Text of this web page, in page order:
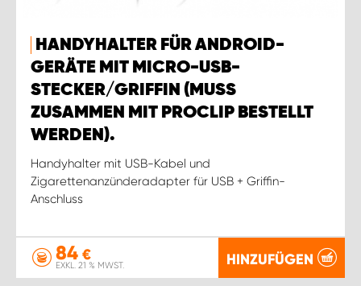
HANDYHALTER FÜR ANDROID-
GERÄTE MIT MICRO-USB-
STECKER/GRIFFIN (MUSS
ZUSAMMEN MIT PROCLIP BESTELLT
WERDEN).
Handyhalter mit USB-Kabel und
Zigarettenanzünderadapter für USB + Griffin-
Anschluss
84 €
EXKL. 21 % MWST. HINZUFÜGEN